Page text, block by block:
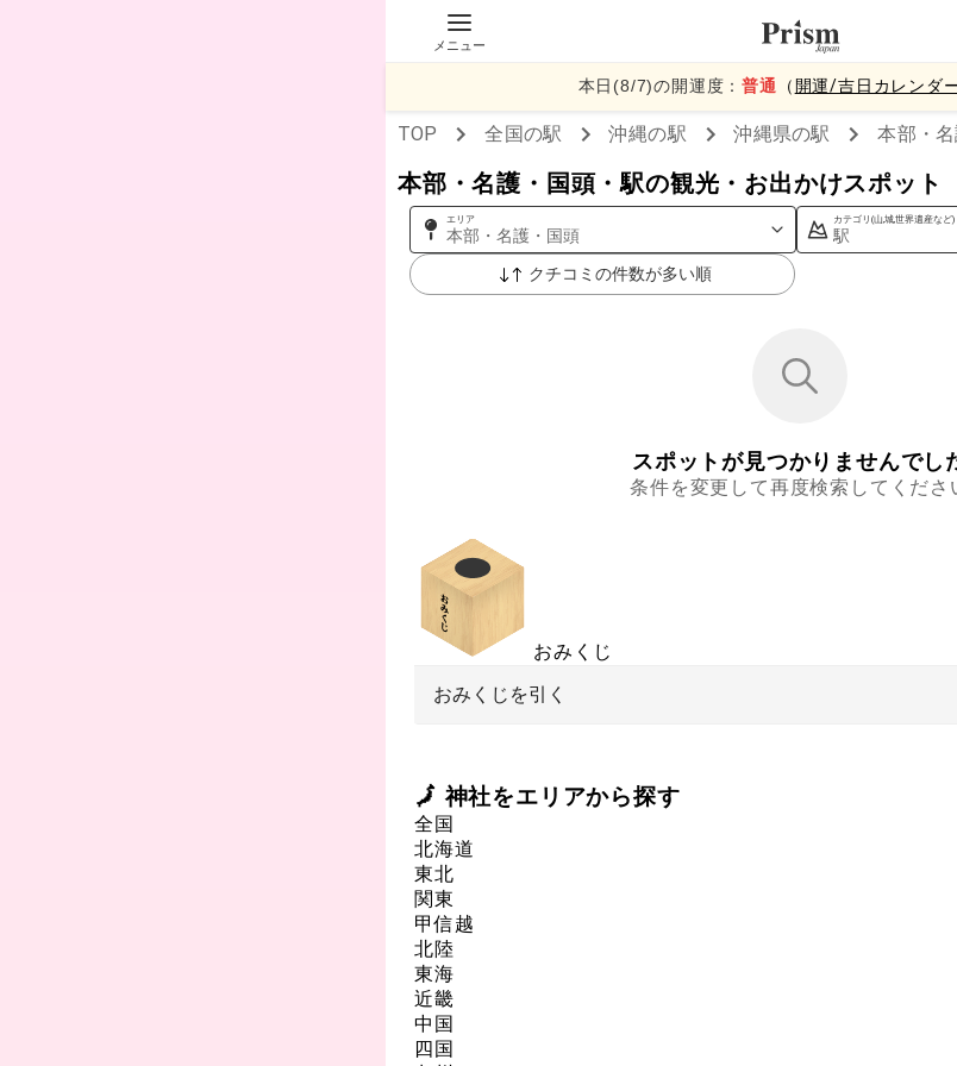
メニュー
本日(8/7)の開運度：普通 （ 開運/吉日カレンダ
TOP 全国の駅 沖縄の駅 沖縄県の駅 本部・
本部・名護・国頭・駅の観光・お出かけスポット
エリア
本部・名護・国頭
カテゴリ(山,城,世界遺産など)
駅
クチコミの件数が多い順
スポットが見つかりませんでし
条件を変更して再度検索してくださ
おみくじ
おみくじを引く
🗾 神社をエリアから探す
全国
北海道
東北
関東
甲信越
北陸
東海
近畿
中国
四国